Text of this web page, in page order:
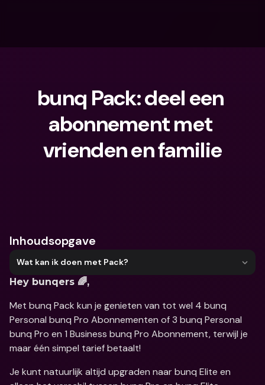
bunq Pack: deel een
abonnement met
vrienden en familie
Inhoudsopgave
Wat kan ik doen met Pack?
Hey bunqers 🌈,
Met bunq Pack kun je genieten van tot wel 4 bunq
Personal bunq Pro Abonnementen of 3 bunq Personal
bunq Pro en 1 Business bunq Pro Abonnement, terwijl je
maar één simpel tarief betaalt!
Je kunt natuurlijk altijd upgraden naar bunq Elite en